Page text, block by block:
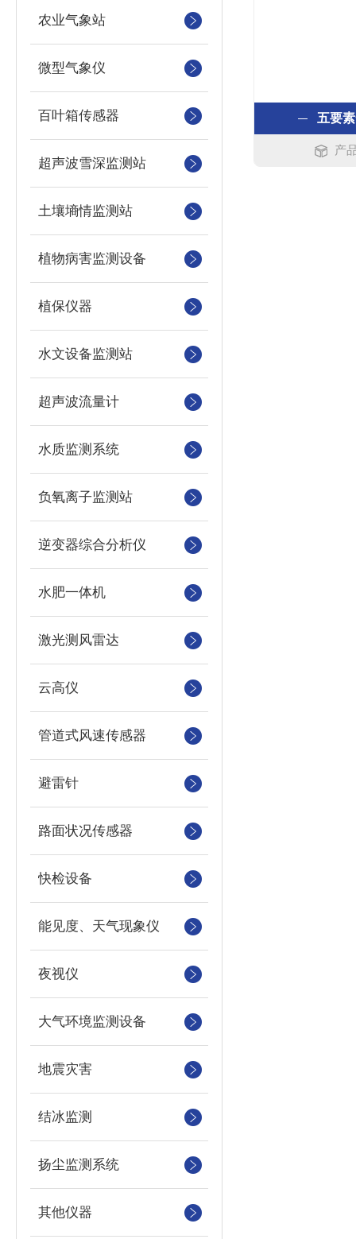
农业气象站
微型气象仪
百叶箱传感器
超声波雪深监测站
土壤墒情监测站
植物病害监测设备
植保仪器
水文设备监测站
超声波流量计
水质监测系统
负氧离子监测站
逆变器综合分析仪
水肥一体机
激光测风雷达
云高仪
管道式风速传感器
避雷针
路面状况传感器
快检设备
能见度、天气现象仪
夜视仪
大气环境监测设备
地震灾害
结冰监测
扬尘监测系统
其他仪器
五要
产